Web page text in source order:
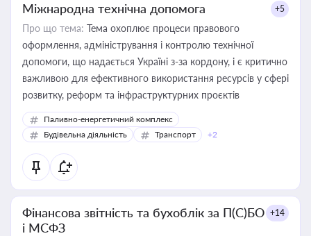
Міжнародна технічна допомога +5
Про що тема: Тема охоплює процеси правового
оформлення, адміністрування і контролю технічної
допомоги, що надається Україні з-за кордону, і є критично
важливою для ефективного використання ресурсів у сфері
розвитку, реформ та інфраструктурних проєктів
Паливно-енергетичний комплекс
Будівельна діяльність
Транспорт +2
Фінансова звітність та бухоблік за П(С)БО
і МСФЗ
+14